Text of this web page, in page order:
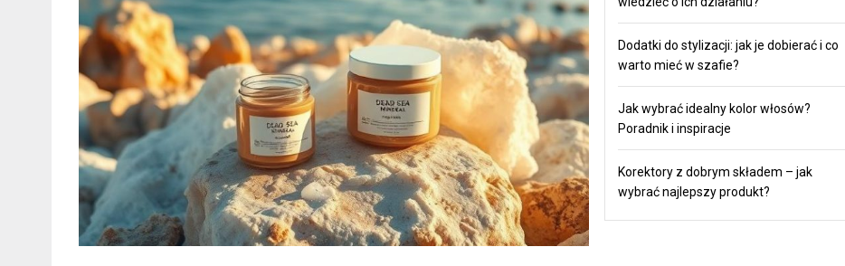
Dodatki do stylizacji: jak je dobierać i co
warto mieć w szafie?
Jak wybrać idealny kolor włosów?
Poradnik i inspiracje
Korektory z dobrym składem – jak
wybrać najlepszy produkt?